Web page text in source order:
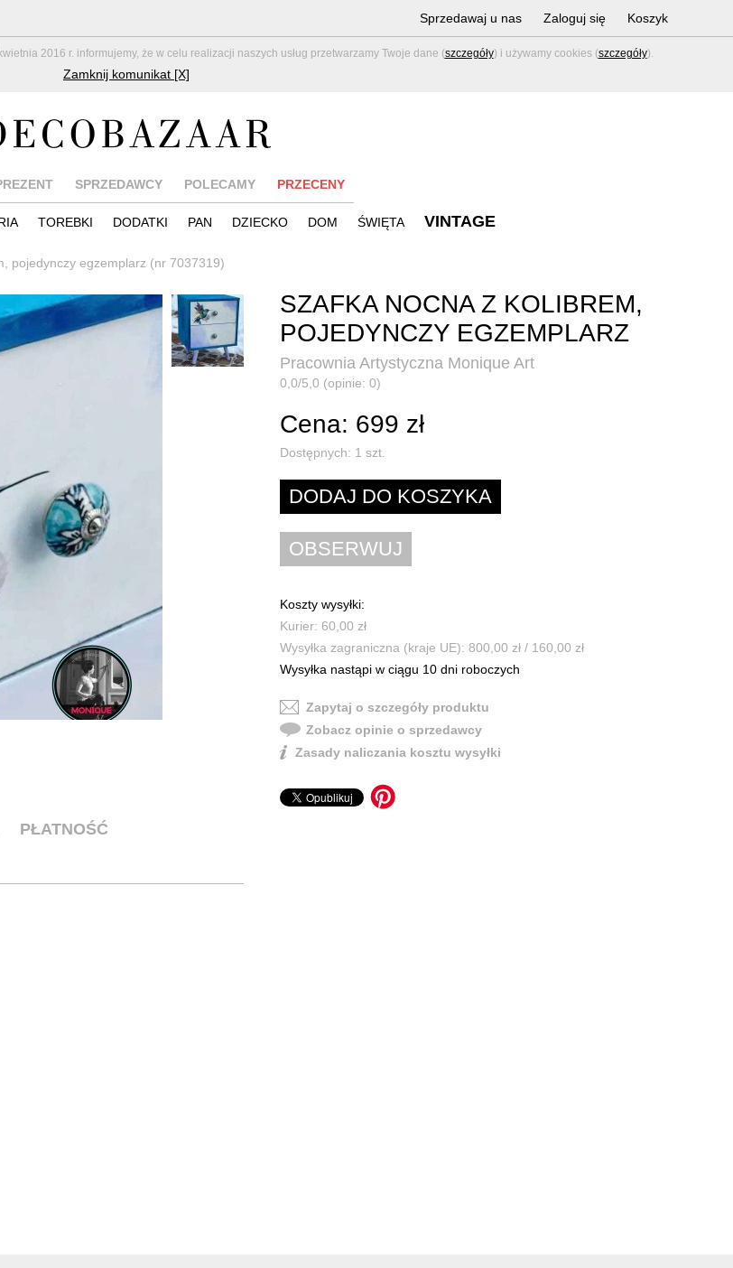
2016 r. informujemy, że w celu realizacji naszych usług przetwarzamy Twoje dane (szczegóły) i używamy cookies (szczegóły).
Zamknij komunikat [X]
Sprzedawaj u nas Zaloguj się Koszyk
SPRZEDAWCY POLECAMY PRZECENY
TOREBKI DODATKI PAN DZIECKO DOM ŚWIĘTA VINTAGE
pojedynczy egzemplarz (nr 7037319)
SZAFKA NOCNA Z KOLIBREM,
POJEDYNCZY EGZEMPLARZ
Pracownia Artystyczna Monique Art
0,0/5,0 (opinie: 0)
Cena: 699 zł
Dostępnych: 1 szt.
Koszty wysyłki:
Kurier: 60,00 zł
Wysyłka zagraniczna (kraje UE): 800,00 zł / 160,00 zł
Wysyłka nastąpi w ciągu 10 dni roboczych
Zapytaj o szczegóły produktu
Zobacz opinie o sprzedawcy
Zasady naliczania kosztu wysyłki
PŁATNOŚĆ